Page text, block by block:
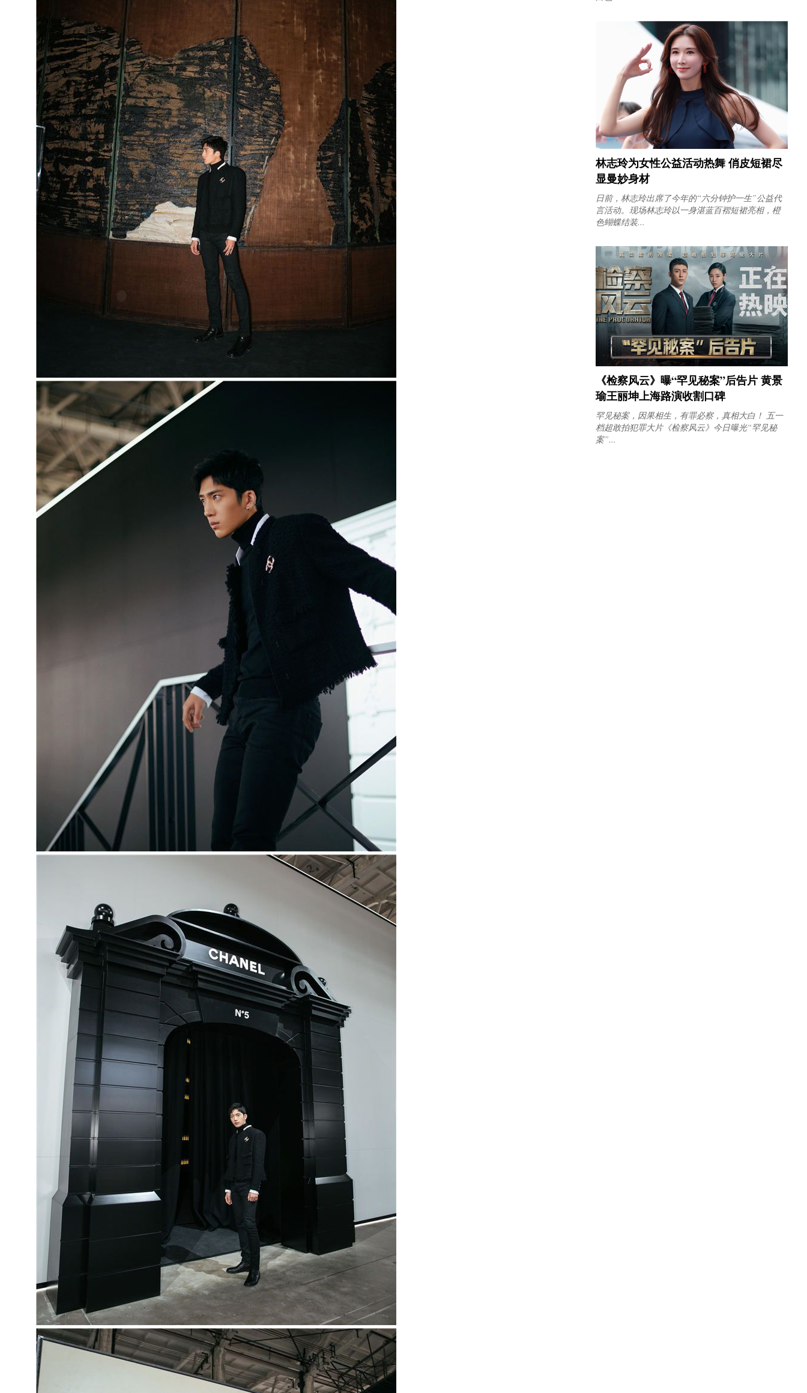
林志玲为女性公益活动热舞 俏皮短裙尽
显曼妙身材
日前，林志玲出席了今年的“六分钟护一生”公益代
言活动。现场林志玲以一身湛蓝百褶短裙亮相，橙
色蝴蝶结装...
《检察风云》曝“罕见秘案”后告片 黄景
瑜王丽坤上海路演收割口碑
罕见秘案，因果相生，有罪必察，真相大白！ 五一
档超敢拍犯罪大片《检察风云》今日曝光“罕见秘
案”...